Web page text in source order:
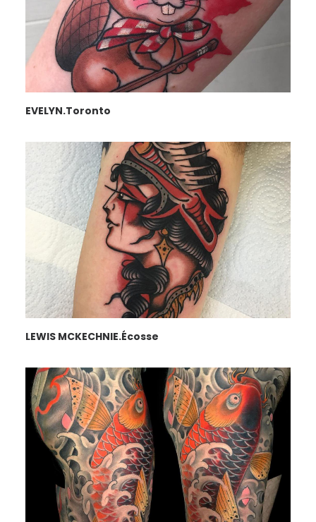
EVELYN.Toronto
LEWIS MCKECHNIE.Écosse